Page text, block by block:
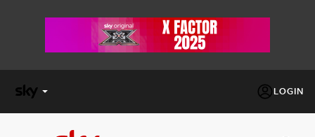
LOGIN